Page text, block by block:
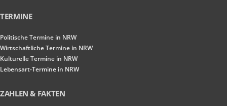
TERMINE
Politische Termine in NRW
Wirtschaftliche Termine in NRW
Kulturelle Termine in NRW
Lebensart-Termine in NRW
ZAHLEN & FAKTEN